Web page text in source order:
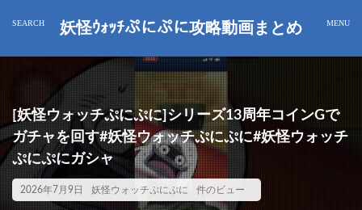
妖怪ｳｫｯﾁぷにぷに攻略動画まとめ
[妖怪ウォッチぷにぷに]シリーズ13周年コインGで
ガチャを回す#妖怪ウォッチぷにぷに#妖怪ウォッチ
ぷにぷにガシャ
2026年7月9日 妖怪ウォッチぷにぷに 件のビュー